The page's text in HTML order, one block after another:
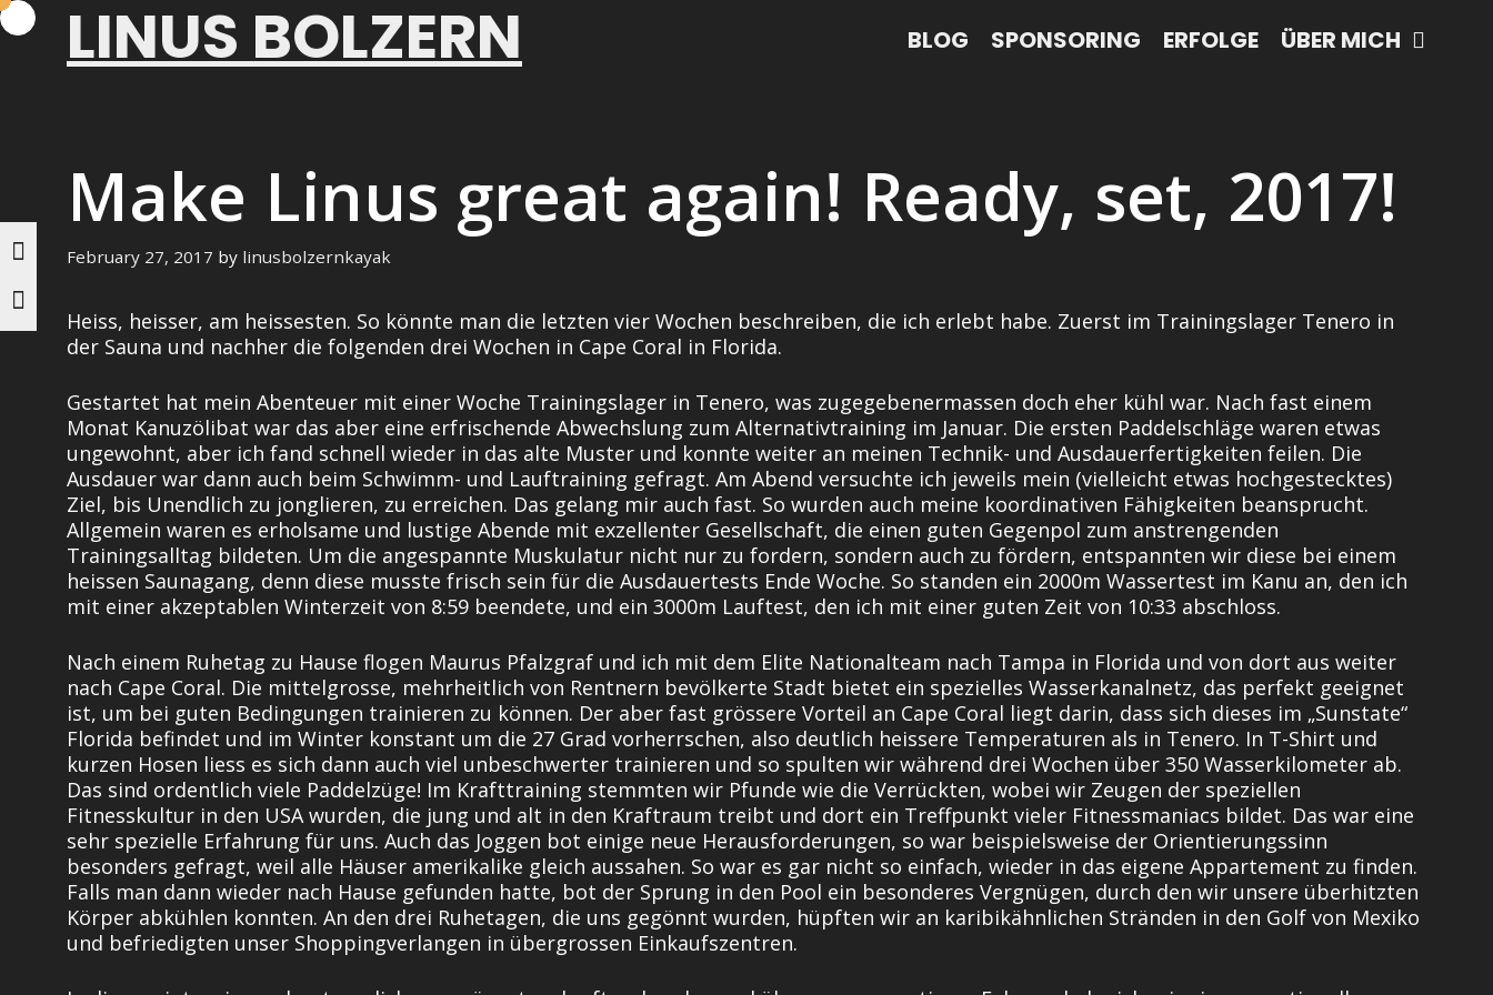
Skip
to
contentLINUS BOLZERN BLOG SPONSORING ERFOLGE ÜBER MICH
Make Linus great again! Ready, set, 2017!
February 27, 2017 by linusbolzernkayak
Heiss, heisser, am heissesten. So könnte man die letzten vier Wochen beschreiben, die ich erlebt habe. Zuerst im Trainingslager Tenero in
der Sauna und nachher die folgenden drei Wochen in Cape Coral in Florida.
Gestartet hat mein Abenteuer mit einer Woche Trainingslager in Tenero, was zugegebenermassen doch eher kühl war. Nach fast einem
Monat Kanuzölibat war das aber eine erfrischende Abwechslung zum Alternativtraining im Januar. Die ersten Paddelschläge waren etwas
ungewohnt, aber ich fand schnell wieder in das alte Muster und konnte weiter an meinen Technik- und Ausdauerfertigkeiten feilen. Die
Ausdauer war dann auch beim Schwimm- und Lauftraining gefragt. Am Abend versuchte ich jeweils mein (vielleicht etwas hochgestecktes)
Ziel, bis Unendlich zu jonglieren, zu erreichen. Das gelang mir auch fast. So wurden auch meine koordinativen Fähigkeiten beansprucht.
Allgemein waren es erholsame und lustige Abende mit exzellenter Gesellschaft, die einen guten Gegenpol zum anstrengenden
Trainingsalltag bildeten. Um die angespannte Muskulatur nicht nur zu fordern, sondern auch zu fördern, entspannten wir diese bei einem
heissen Saunagang, denn diese musste frisch sein für die Ausdauertests Ende Woche. So standen ein 2000m Wassertest im Kanu an, den ich
mit einer akzeptablen Winterzeit von 8:59 beendete, und ein 3000m Lauftest, den ich mit einer guten Zeit von 10:33 abschloss.
Nach einem Ruhetag zu Hause flogen Maurus Pfalzgraf und ich mit dem Elite Nationalteam nach Tampa in Florida und von dort aus weiter
nach Cape Coral. Die mittelgrosse, mehrheitlich von Rentnern bevölkerte Stadt bietet ein spezielles Wasserkanalnetz, das perfekt geeignet
ist, um bei guten Bedingungen trainieren zu können. Der aber fast grössere Vorteil an Cape Coral liegt darin, dass sich dieses im „Sunstate“
Florida befindet und im Winter konstant um die 27 Grad vorherrschen, also deutlich heissere Temperaturen als in Tenero. In T-Shirt und
kurzen Hosen liess es sich dann auch viel unbeschwerter trainieren und so spulten wir während drei Wochen über 350 Wasserkilometer ab.
Das sind ordentlich viele Paddelzüge! Im Krafttraining stemmten wir Pfunde wie die Verrückten, wobei wir Zeugen der speziellen
Fitnesskultur in den USA wurden, die jung und alt in den Kraftraum treibt und dort ein Treffpunkt vieler Fitnessmaniacs bildet. Das war eine
sehr spezielle Erfahrung für uns. Auch das Joggen bot einige neue Herausforderungen, so war beispielsweise der Orientierungssinn
besonders gefragt, weil alle Häuser amerikalike gleich aussahen. So war es gar nicht so einfach, wieder in das eigene Appartement zu finden.
Falls man dann wieder nach Hause gefunden hatte, bot der Sprung in den Pool ein besonderes Vergnügen, durch den wir unsere überhitzten
Körper abkühlen konnten. An den drei Ruhetagen, die uns gegönnt wurden, hüpften wir an karibikähnlichen Stränden in den Golf von Mexiko
und befriedigten unser Shoppingverlangen in übergrossen Einkaufszentren.